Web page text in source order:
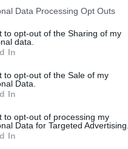
Data Processing Opt Outs
to opt-out of the Sharing of my
data.
In
to opt-out of the Sale of my
Data.
In
to opt-out of processing my
Data for Targeted Advertising.
In
om
nettsider som det
tillatt å kopiere fra
skjermdump av